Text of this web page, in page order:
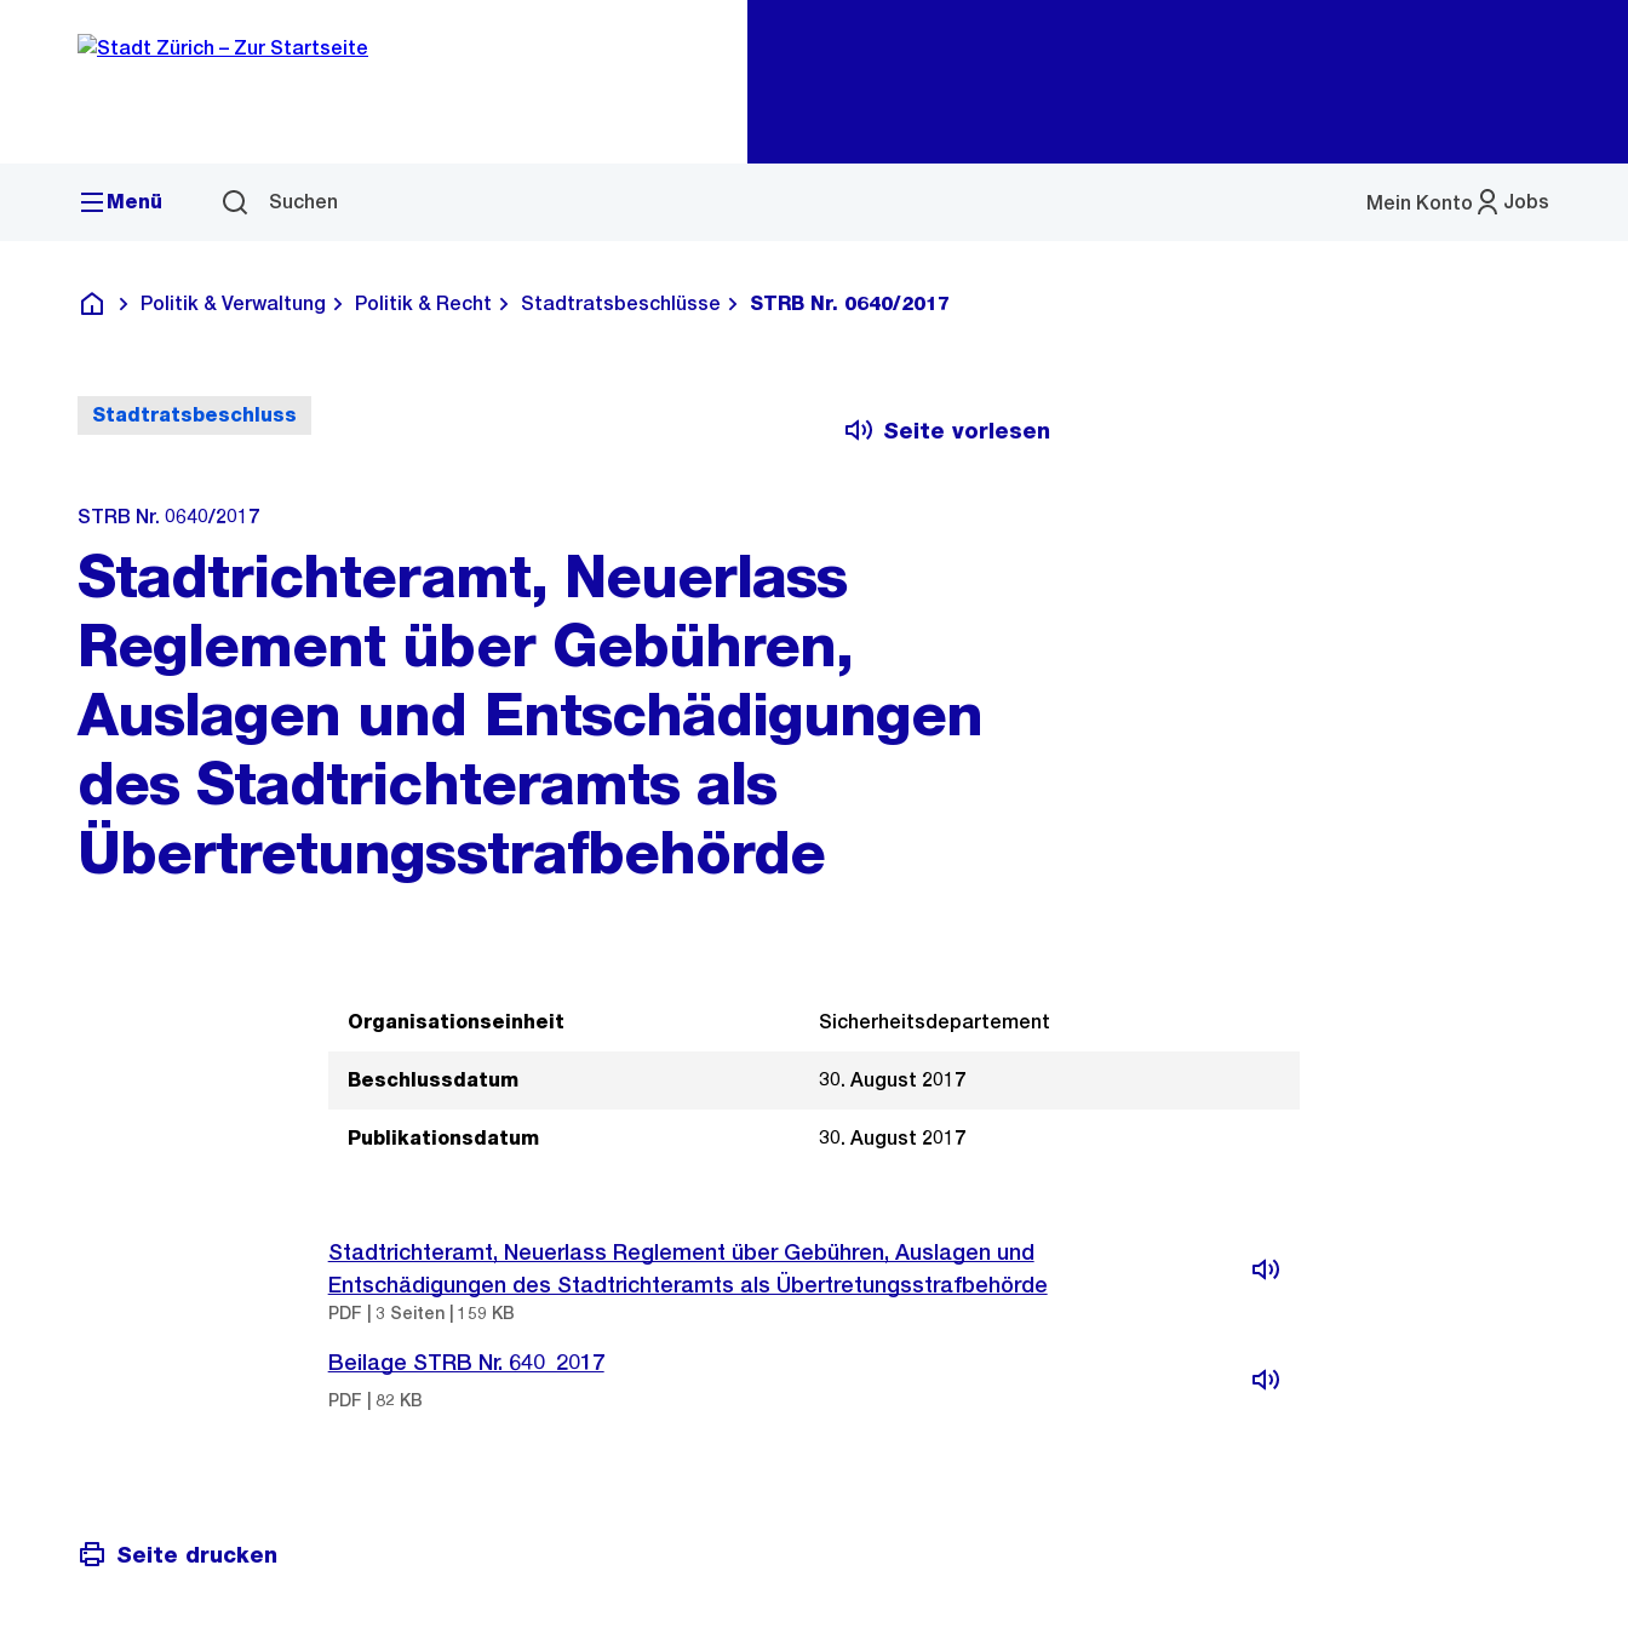
Navigation
Sprunglink
Menü Suchen Jobs
Mein Konto
Menü
Deutsch
Politik & Verwaltung Politik & Recht Stadtratsbeschlüsse STRB Nr. 0640/2017
Stadtratsbeschluss
Seite vorlesen
STRB Nr. 0640/2017
Stadtrichteramt, Neuerlass
Reglement über Gebühren,
Auslagen und Entschädigungen
des Stadtrichteramts als
Übertretungsstrafbehörde
Organisationseinheit Sicherheitsdepartement
Beschlussdatum 30. August 2017
Publikationsdatum 30. August 2017
Stadtrichteramt, Neuerlass Reglement über Gebühren, Auslagen und
Entschädigungen des Stadtrichteramts als Übertretungsstrafbehörde
PDF | 3 Seiten | 159 KB
Beilage STRB Nr. 640_2017
PDF | 82 KB
Seite drucken